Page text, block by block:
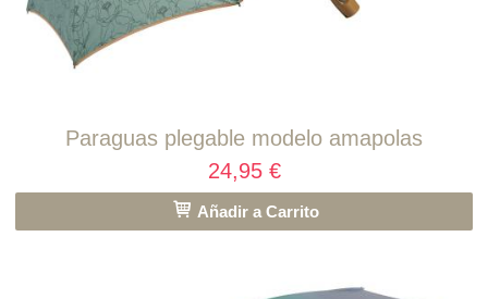
Paraguas plegable modelo amapolas
24,95 €
Añadir a Carrito